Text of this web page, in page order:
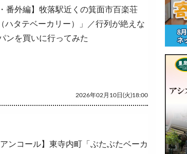
番外編】牧落駅近くの箕面市百楽荘
ハタテベーカリー）」／行列が絶えな
ンを買いに行ってみた
2026年02月10日(火)18:00
ンコール】東寺内町「ぶたぶたベーカ